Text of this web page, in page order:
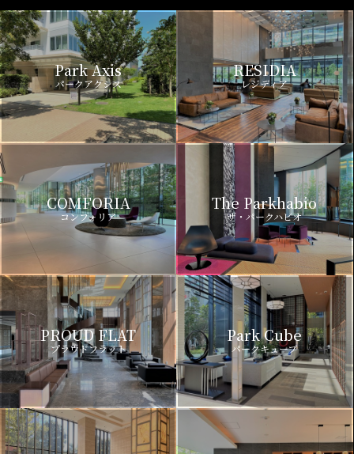
Park Axis
パークアクシス
RESIDIA
レジディア
COMFORIA
コンフォリア
The Parkhabio
ザ・パークハビオ
PROUD FLAT
プラウドフラット
Park Cube
パークキューブ